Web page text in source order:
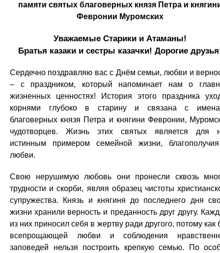
памяти святых благоверных князя Петра и
Февронии Муромских
Уважаемые Старики и Атаманы!
Братья казаки и сестры казачки! Дорогие
Сердечно поздравляю вас с Днём семьи, любви и
– с праздником, который напоминает нам о
жизненных ценностях! История этого праздника
корнями глубоко в старину и связана с
благоверных князя Петра и княгини Февронии,
чудотворцев. Жизнь этих святых является для
истинным примером семейной жизни,
любви.
Свою нерушимую любовь они пронесли сквозь
трудности и скорби, являя образец чистоты
супружества. Князь и княгиня до последнего дня
жизни хранили верность и преданность друг другу.
из них приносил себя в жертву ради другого, потому как
всепрощающей любви и соблюдения
заповедей нельзя построить крепкую семью. По